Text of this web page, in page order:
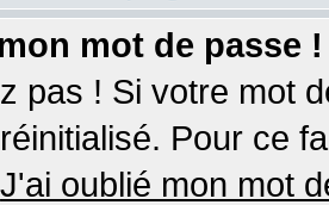
mot de passe !
pas ! Si votre mot
Pour ce
J'ai oublié mon mot